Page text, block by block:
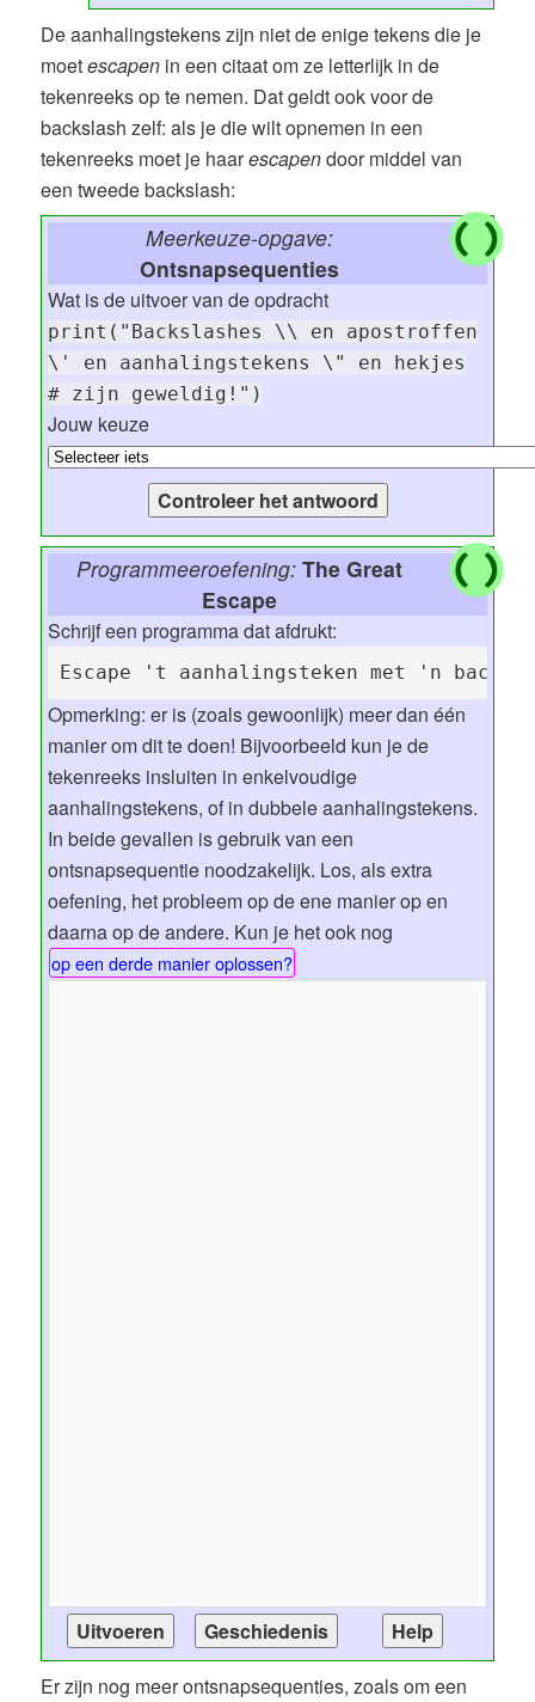
De aanhalingstekens zijn niet de enige tekens die je
moetescapen in een citaat om ze letterlijk in de
tekenreeks op te nemen. Dat geldt ook voor de
backslash zelf: als je die wilt opnemen in een
tekenreeks moet je haarescapendoor middel van
een tweede backslash:
Meerkeuze-opgave:
Ontsnapsequenties
Wat is de uitvoer van de opdracht
print("Backslashes \\ en apostroffen
\' en aanhalingstekens \" en hekjes
# zijn geweldig!")
Jouw keuze
Programmeeroefening: The Great
Escape
Schrijf een programma dat afdrukt:
Escape 't aanhalingsteken met 'n
Opmerking: er is (zoals gewoonlijk) meer dan één
manier om dit te doen! Bijvoorbeeld kun je de
tekenreeks insluiten in enkelvoudige
aanhalingstekens, of in dubbele aanhalingstekens.
In beide gevallen is gebruik van een
ontsnapsequentie noodzakelijk. Los, als extra
oefening, het probleem op de ene manier op en
daarna op de andere. Kun je het ook nog
op een derde manier oplossen?
Er zijn nog meer ontsnapsequenties, zoals om een